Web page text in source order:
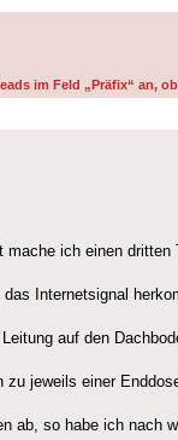
im Feld „Präfix“ an,
ich einen dritten
Internetsignal
auf den
jeweils einer
ab, so habe ich nach